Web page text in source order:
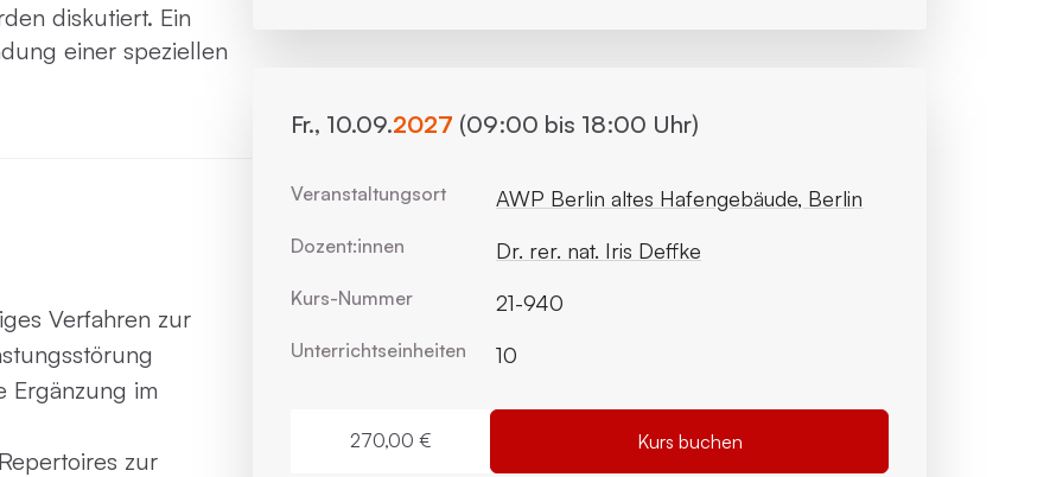
diskutiert. Ein
einer speziellen
Verfahren zur
Ergänzung im
zur
Fr., 10.09.2027 (09:00 bis 18:00 Uhr)
Veranstaltungsort AWP Berlin altes Hafengebäude, Berlin
Dozent:innen Dr. rer. nat. Iris Deffke
Kurs-Nummer 21-940
Unterrichts­einheiten 10
270,00 € Kurs buchen